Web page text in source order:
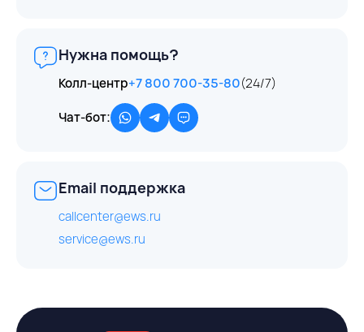
Нужна помощь?
Колл-центр+7 800 700-35-80(24/7)
Чат-бот:
Email поддержка
callcenter@ews.ru
service@ews.ru